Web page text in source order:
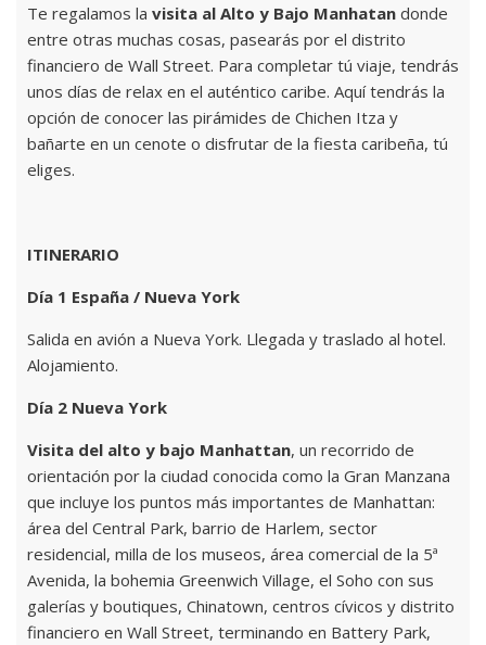
Te regalamos la visita al Alto y Bajo Manhatan donde
entre otras muchas cosas, pasearás por el distrito
financiero de Wall Street. Para completar tú viaje, tendrás
unos días de relax en el auténtico caribe. Aquí tendrás la
opción de conocer las pirámides de Chichen Itza y
bañarte en un cenote o disfrutar de la fiesta caribeña, tú
eliges.
ITINERARIO
Día 1 España / Nueva York
Salida en avión a Nueva York. Llegada y traslado al hotel.
Alojamiento.
Día 2 Nueva York
Visita del alto y bajo Manhattan, un recorrido de
orientación por la ciudad conocida como la Gran Manzana
que incluye los puntos más importantes de Manhattan:
área del Central Park, barrio de Harlem, sector
residencial, milla de los museos, área comercial de la 5ª
Avenida, la bohemia Greenwich Village, el Soho con sus
galerías y boutiques, Chinatown, centros cívicos y distrito
financiero en Wall Street, terminando en Battery Park,